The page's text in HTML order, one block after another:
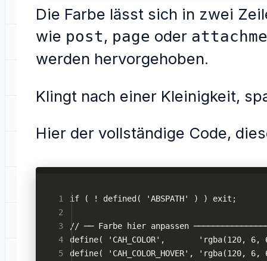
Die Farbe lässt sich in zwei
wie post, page oder
werden hervorgehoben.
Klingt nach einer Kleinigkeit,
Hier der vollständige Code,
if ( ! defined( 'ABSPATH' ) ) exit;
// ── Farbe hier anpassen
define( 'CAH_COLOR',       'rgba(120,
define( 'CAH_COLOR_HOVER', 'rgba(120,